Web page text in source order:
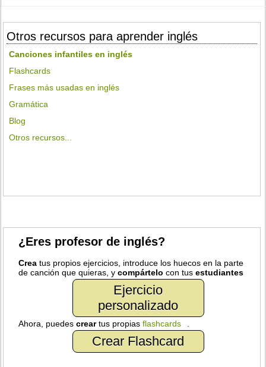
Otros recursos para aprender inglés
Canciones infantiles en inglés
Flashcards
Frases más usadas en inglés
Gramática
Blog
Otros recursos...
¿Eres profesor de inglés?
Crea tus propios ejercicios, introduce los huecos en la parte
de canción que quieras, ycompártelo con tusestudiantes
Ejercicio
personalizado
Ahora, puedescreartus propiasflashcards
Crear Flashcard